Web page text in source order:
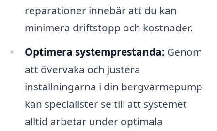
reparationer innebär att du kan
minimera driftstopp och kostnader.
Optimera systemprestanda: Genom
att övervaka och justera
inställningarna i din bergvärmepump
kan specialister se till att systemet
alltid arbetar under optimala